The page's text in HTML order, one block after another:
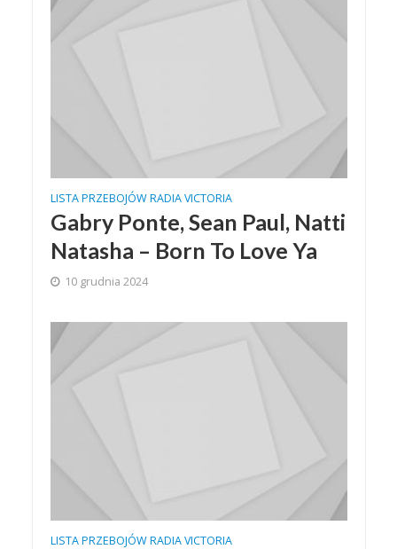
LISTA PRZEBOJÓW RADIA VICTORIA
Gabry Ponte, Sean Paul, Natti
Natasha – Born To Love Ya
10 grudnia 2024
LISTA PRZEBOJÓW RADIA VICTORIA